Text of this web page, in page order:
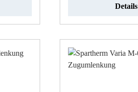
Details